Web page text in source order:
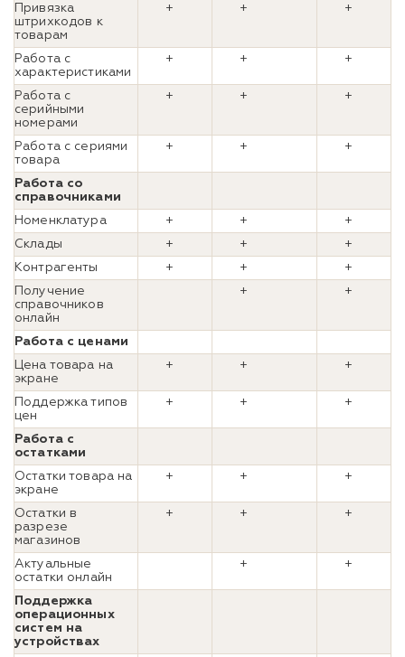
Привязка
штрихкодов к
товарам
+ + +
Работа с
характеристиками
+ + +
Работа с
серийными
номерами
+ + +
Работа с сериями
товара
+ + +
Работа со
справочниками
Номенклатура
+ +
+
Склады
+ +
+
Контрагенты
+ +
+
Получение
справочников
онлайн
+ +
Работа с ценами
Цена товара на
экране
+ + +
Поддержка типов
цен
+ + +
Работа с
остатками
Остатки товара на
экране
+ + +
Остатки в
разрезе
магазинов
+ + +
Актуальные
остатки онлайн
+ +
Поддержка
операционных
систем на
устройствах